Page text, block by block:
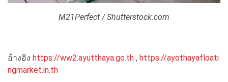
M21Perfect / Shutterstock.com
อ้างอิง https://ww2.ayutthaya.go.th , https://ayothayafloati
ngmarket.in.th